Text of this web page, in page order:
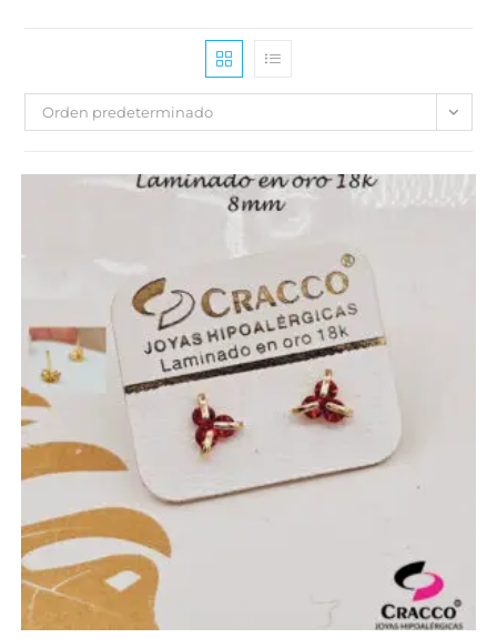
Orden predeterminado